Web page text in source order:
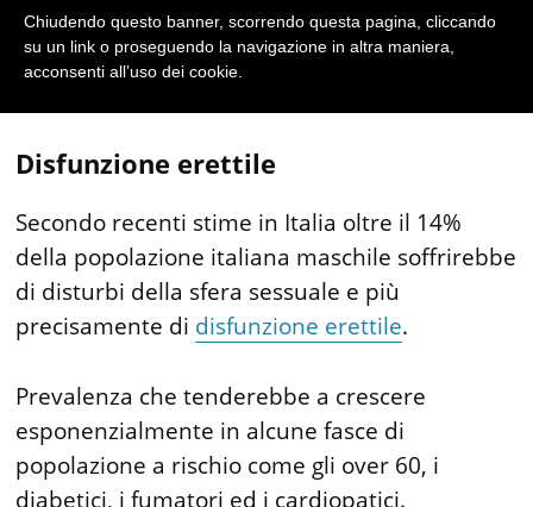
Compare?
Disfunzione erettile
Secondo recenti stime in Italia oltre il 14%
della popolazione italiana maschile soffrirebbe
di disturbi della sfera sessuale e più
precisamente di disfunzione erettile.
Prevalenza che tenderebbe a crescere
esponenzialmente in alcune fasce di
popolazione a rischio come gli over 60, i
diabetici, i fumatori ed i cardiopatici.
Chiudendo questo banner, scorrendo questa pagina, cliccando
su un link o proseguendo la navigazione in altra maniera,
acconsenti all’uso dei cookie.